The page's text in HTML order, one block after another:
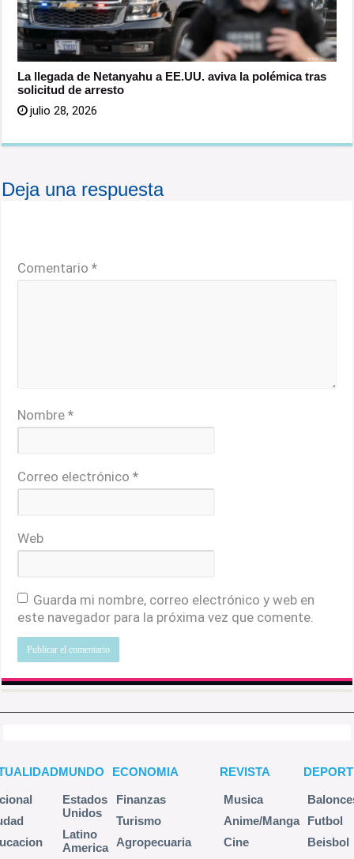
La llegada de Netanyahu a EE.UU. aviva la polémica tras
solicitud de arresto
julio 28, 2026
Deja una respuesta
Comentario*
Nombre*
Correo electrónico*
Web
Guarda mi nombre, correo electrónico y web en
este navegador para la próxima vez que comente.
MUNDO
Estados
Unidos
Latino
America
ECONOMIA
Finanzas
Turismo
Agropecuaria
REVISTA
Musica
Anime/Manga
Cine
Futbol
Beisbol